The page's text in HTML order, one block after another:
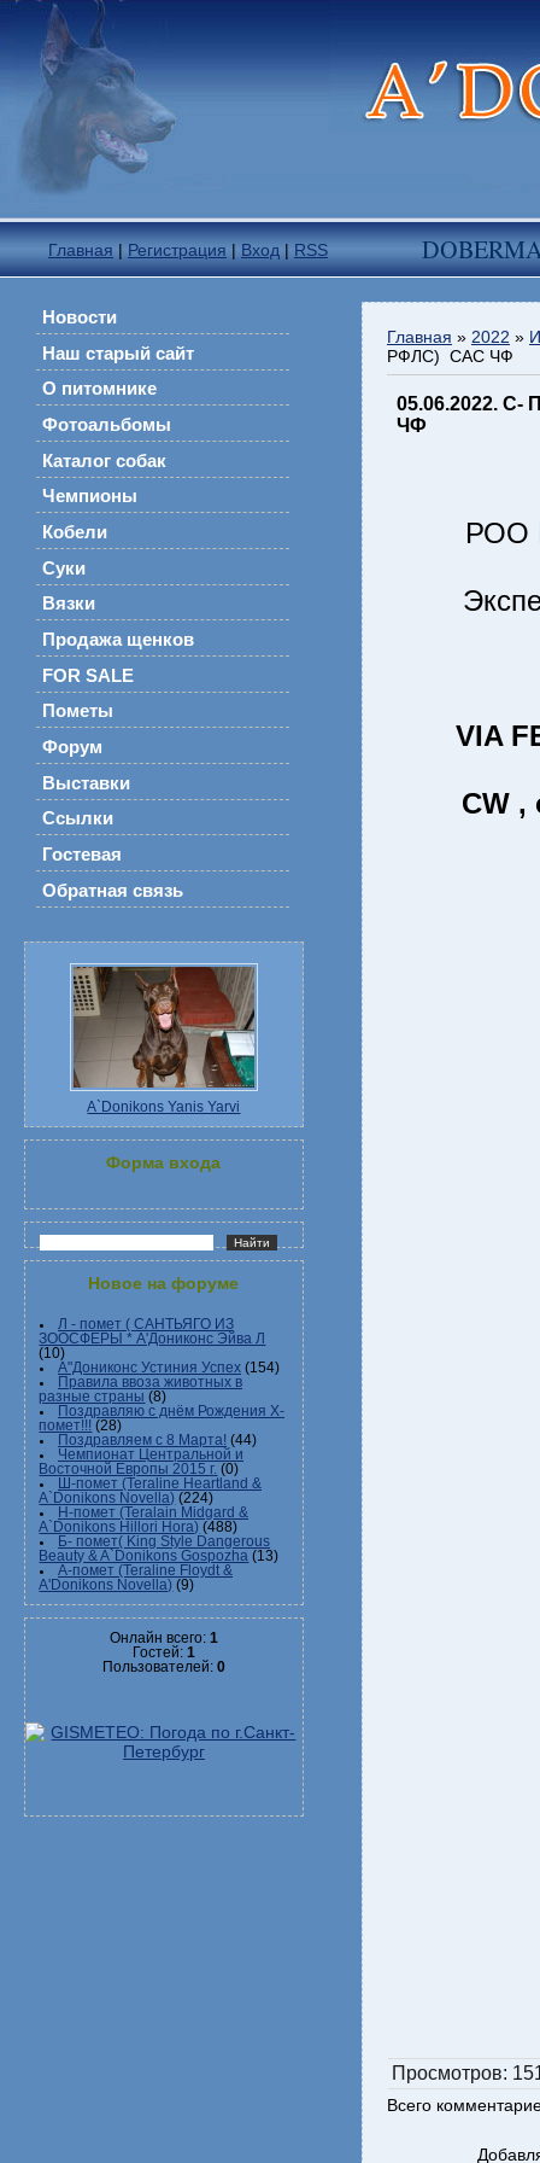
Главная | Регистрация | Вход | RSS
Новости
Наш старый сайт
О питомнике
Фотоальбомы
Каталог собак
Чемпионы
Кобели
Суки
Вязки
Продажа щенков
FOR SALE
Пометы
Форум
Выставки
Ссылки
Гостевая
Обратная связь
A`Donikons Yanis Yarvi
Форма входа
Новое на форуме
Л - помет ( САНТЬЯГО ИЗ
ЗООСФЕРЫ * А'Дониконс Эйва Л
(10)
А"Дониконс Устиния Успех (154)
Правила ввоза животных в
разные страны (8)
Поздравляю с днём Рождения Х-
помет!!! (28)
Поздравляем с 8 Марта! (44)
Чемпионат Центральной и
Восточной Европы 2015 г. (0)
Ш-помет (Teraline Heartland &
A`Donikons Novella) (224)
Н-помет (Teralain Midgard &
A`Donikons Hillori Hora) (488)
Б- помет( King Style Dangerous
Beauty & A`Donikons Gospozha (13)
А-помет (Teraline Floydt &
A'Donikons Novella) (9)
Онлайн всего: 1
Гостей: 1
Пользователей: 0
Главная » 2022 »
РФЛС) CAC ЧФ
05.06.2022.
ЧФ
РОО
VIA
CW ,
Просмотров:
Всего